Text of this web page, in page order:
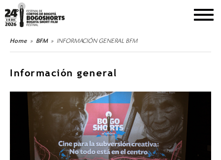
DEL 1 AL 8 DE DICIEMBRE DE 2026
Home BFM INFORMACIÓN GENERAL BFM
Información general